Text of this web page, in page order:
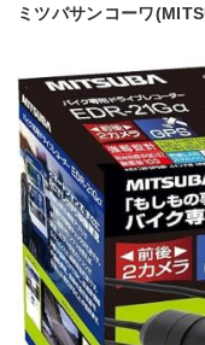
ミツバサンコーワ